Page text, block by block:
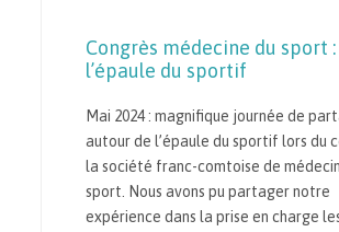
Congrès médecine du sport :
l’épaule du sportif
Mai 2024 : magnifique journée de
autour de l’épaule du sportif lors du
la société franc-comtoise de
sport. Nous avons pu partager notre
expérience dans la prise en charge